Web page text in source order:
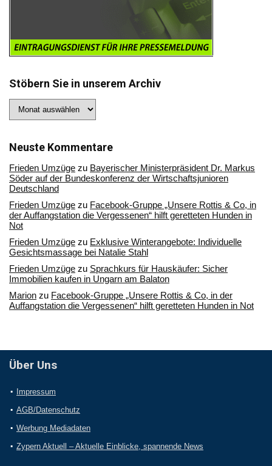
Stöbern Sie in unserem Archiv
Sie
Archiv
Neuste Kommentare
Frieden Umzüge zu Bayerischer Ministerpräsident Dr. Markus
Söder auf der Bundeskonferenz der Wirtschaftsjunioren
Deutschland
Frieden Umzüge zu Facebook-Gruppe „Unsere Rottis & Co, in
der Auffangstation die Vergessenen“ hilft geretteten Hunden in
Not
Frieden Umzüge zu Exklusive Winterangebote: Individuelle
Gesichtsmassage bei Natalie Stahl
Frieden Umzüge zu Sprachkurs für Hauskäufer: Sicher
Immobilien kaufen in Ungarn am Balaton
Marion zu Facebook-Gruppe „Unsere Rottis & Co, in der
Auffangstation die Vergessenen“ hilft geretteten Hunden in Not
Über Uns
Impressum
AGB/Datenschutz
Werbung Mediadaten
Zypern Aktuell – Aktuelle Einblicke, spannende News